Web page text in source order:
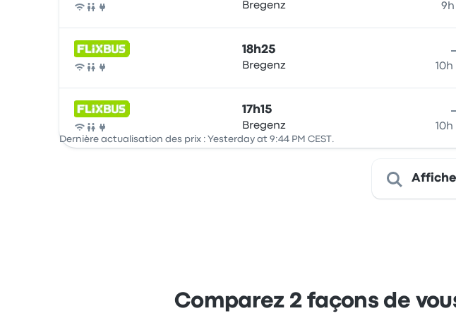
Bus
Bregenz 9h
Bus
18h25
Bregenz
Bus
17h15
Bregenz 10h
Dernière actualisation des prix : Yesterday at 9:44 PM CEST.
Comparez 2 façons de